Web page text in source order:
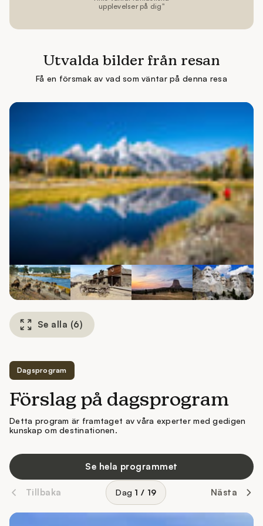
Utvalda bilder från resan
Få en försmak av vad som väntar på denna resa
Se alla (6)
Dagsprogram
Förslag på dagsprogram
Detta program är framtaget av våra experter med gedigen
kunskap om destinationen.
Tillbaka Dag 1 / 19 Nästa
Se hela programmet